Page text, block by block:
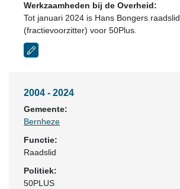
Werkzaamheden bij de Overheid:
Tot januari 2024 is Hans Bongers raadslid
(fractievoorzitter) voor 50Plus.
2004 - 2024
Gemeente:
Bernheze
Functie:
Raadslid
Politiek:
50PLUS